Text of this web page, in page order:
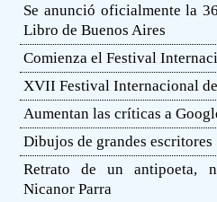
Se anunció oficialmente la
Libro de Buenos Aires
Comienza el Festival
XVII Festival Internacional
Aumentan las críticas a
Dibujos de grandes escritores
Retrato de un antipoeta,
Nicanor Parra